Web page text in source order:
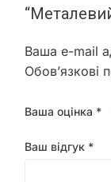
Ваша e-mail
Обов’язкові
Ваша оцінка *
Ваш відгук *